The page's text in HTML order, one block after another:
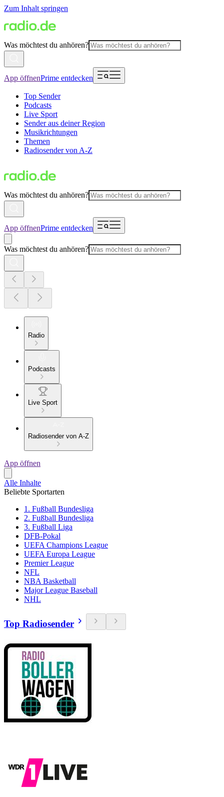
Zum Inhalt springen
Was möchtest du anhören?
App öffnenPrime entdecken
Top Sender
Podcasts
Live Sport
Sender aus deiner Region
Musikrichtungen
Themen
Radiosender von A-Z
Was möchtest du anhören?
App öffnenPrime entdecken
Was möchtest du anhören?
Radio
Podcasts
Live Sport
Radiosender von A-Z
App öffnen
Alle Inhalte
Beliebte Sportarten
1. Fußball Bundesliga
2. Fußball Bundesliga
3. Fußball Liga
DFB-Pokal
UEFA Champions League
UEFA Europa League
Premier League
NFL
NBA Basketball
Major League Baseball
NHL
Top Radiosender